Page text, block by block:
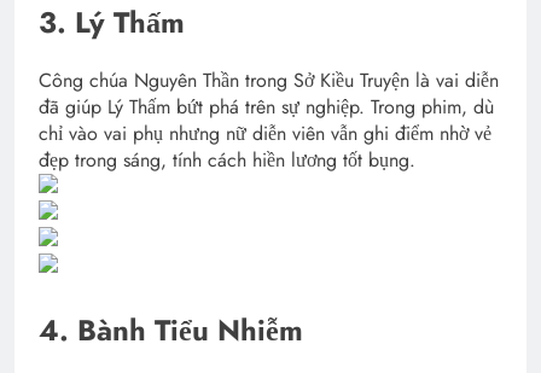
3. Lý Thấm
Công chúa Nguyên Thần trong Sở Kiều Truyện là vai diễn
đã giúp Lý Thấm bứt phá trên sự nghiệp. Trong phim, dù
chỉ vào vai phụ nhưng nữ diễn viên vẫn ghi điểm nhờ vẻ
đẹp trong sáng, tính cách hiền lương tốt bụng.
4. Bành Tiểu Nhiễm